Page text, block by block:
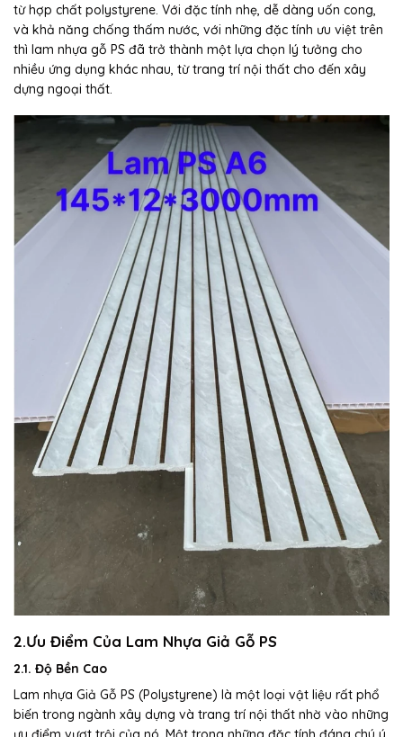
từ hợp chất polystyrene. Với đặc tính nhẹ, dễ dàng uốn cong,
và khả năng chống thấm nước, với những đặc tính ưu việt trên
thì lam nhựa gỗ PS đã trở thành một lựa chọn lý tưởng cho
nhiều ứng dụng khác nhau, từ trang trí nội thất cho đến xây
dựng ngoại thất.
2.Ưu Điểm Của Lam Nhựa Giả Gỗ PS
2.1. Độ Bền Cao
Lam nhựa Giả Gỗ PS (Polystyrene) là một loại vật liệu rất phổ
biến trong ngành xây dựng và trang trí nội thất nhờ vào những